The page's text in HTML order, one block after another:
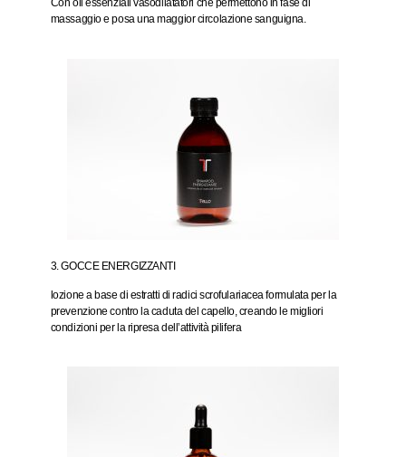
Con oli essenziali vasodilatatori che permettono in fase di
massaggio e posa una maggior circolazione sanguigna.
3. GOCCE ENERGIZZANTI
lozione a base di estratti di radici scrofulariacea formulata per la
prevenzione contro la caduta del capello, creando le migliori
condizioni per la ripresa dell’attività pilifera